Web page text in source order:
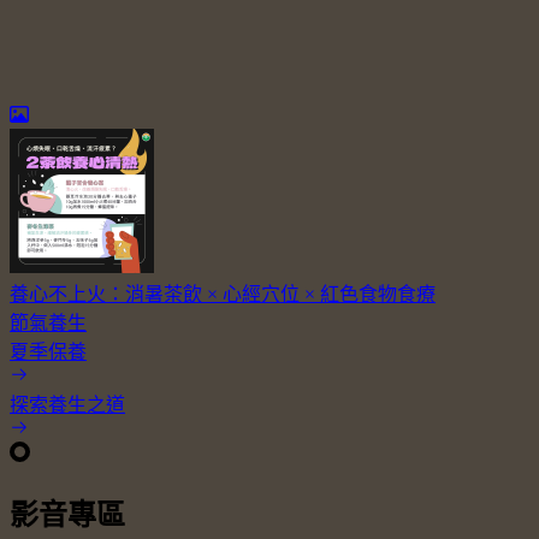
養心不上火：消暑茶飲 × 心經穴位 × 紅色食物食療
節氣養生
夏季保養
探索養生之道
影音專區